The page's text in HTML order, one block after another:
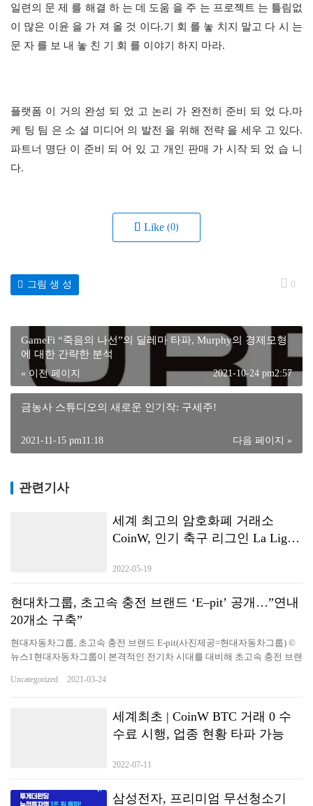
일련의 문 제 를 해결 하 는 데 도움 을 주 는 프로젝트 는 틀림없
이 많은 이윤 을 가 져 올 것 이다.기 회 를 놓 치지 말고 다 시 는
문 자 를 보 내 놓 친 기 회 를 이야기 하지 마라.
플랫폼 이 거의 완성 되 었 고 논리 가 완전히 준비 되 었 다.마
케 팅 팀 은 소 셜 미디어 의 발전 을 위해 전략 을 세우 고 있다.
파트너 명단 이 준비 되 어 있 고 개인 판매 가 시작 되 었 습 니
다.
Like (0)
0
그림 생 성
GameFi “죽음의 나선”의 딜레마 타파, Murphy의 경제모형
에 대한 간략한 분석
« 이전 페이지 2021-10-24 pm2:57
금농사 스튜디오의 새로운 인기작: 구세주!
다음 페이지 »
2021-11-15 pm11:18
관련기사
세계 최고의 암호화폐 거래소
CoinW, 인기 축구 리그인 La Liga
2022-05-19
현대차그룹, 초고속 충전 브랜드 ‘E–pit’ 공개…”연내
20개소 구축”
현대자동차그룹, 초고속 충전 브랜드 E-pit(사진제공=현대자동차그룹) ©
뉴스1현대자동차그룹이 본격적인 전기차 시대를 대비해 초고속 충전 브랜
고속 충전인프라 20개소 120기 구축을 시작으로 충전 생태계 플랫폼 육성
다고 밝혔다. E-pit는 모터스포츠 레이싱의 피트 스톱(Pit stop)에서 영감받
았다. 전기차를 위한 피트 스톱을 지향하고, 충전과 연관된 모든 서비스를
쉽고 빠르게 제공한다. 앞으로 고객의 일상과 시간을 의미 있게 만드는 충
국 12개 고속도로 휴게소(72기)에서 개소할 계획이다. 도심 내 주요 거점에
Uncategorized 2021-03-24
세계최초 | CoinW BTC 거래 0 수
수료 시행, 업종 현황 타파 가능
2022-07-11
삼성전자, 프리미엄 무선청소기